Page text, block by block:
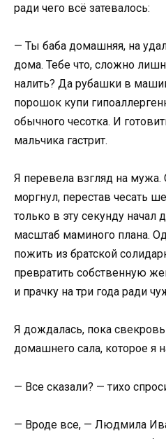
ради чего всё затевалось:
— Ты баба домашняя, на
дома. Тебе что, сложно
налить? Да рубашки в
порошок купи
обычного чесотка. И
мальчика гастрит.
Я перевела взгляд на мужа.
моргнул, перестав чесать
только в эту секунду начал
масштаб маминого плана.
пожить из братской
превратить собственную
и прачку на три года ради
Я дождалась, пока свекровь
домашнего сала, которое я
— Все сказали? — тихо
— Вроде все, — Людмила